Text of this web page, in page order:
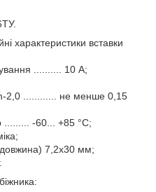
характеристики вставки
.......... 10 А;
2,0 ............ не менше 0,15
......... -60... +85 °C;
довжина) 7,2х30 мм;